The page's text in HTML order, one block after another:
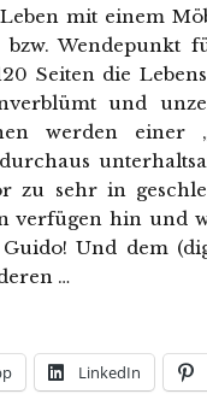
mit einem
Wendepunkt
Seiten die
und
werden einer
zu sehr in
verfügen hin und
Und dem
…
LinkedIn